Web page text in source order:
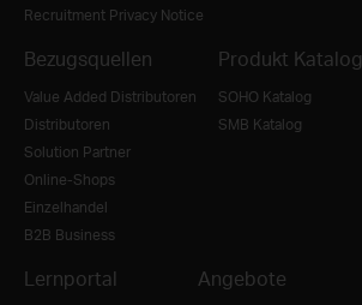
Recruitment Privacy Notice
Bezugsquellen
Value Added Distributoren
Distributoren
Solution Partner
Online-Shops
Einzelhandel
B2B Business
Produkt Katalog
SOHO Katalog
SMB Katalog
Lernportal Angebote